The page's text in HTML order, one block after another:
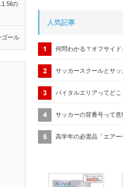
の
ゴール
人気記事
何問わかる？オフサイド
サッカースクールとサ
バイタルエリアってどこ
サッカーの背番号って意
高学年の必需品「エアー